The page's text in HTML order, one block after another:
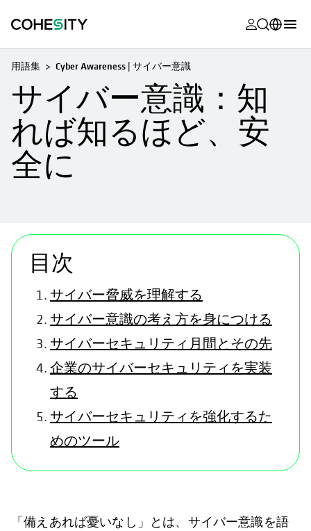
新しいタ
Helios
新しいタ
Alta
新しいタ
サポート
新しいタ
新しいタ
新しいタ
Cohesity
Community
新しいタ
新しいタ
English (U.S.)
Deutsch (Germany)
Français (France)
用語集 Cyber Awareness | サイバー意識
サイバー意識：知
れば知るほど、安
全に
目次
サイバー脅威を理解する
サイバー意識の考え方を身につける
サイバーセキュリティ月間とその先
企業のサイバーセキュリティを実装
する
サイバーセキュリティを強化するた
めのツール
「備えあれば憂いなし」とは、サイバー意識を語